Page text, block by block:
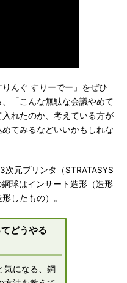
んぐ すりーでー」をぜひ
「こんな無駄な会議やめて
れたのか、考えている方が
てみるなどいいかもしれな
元プリンタ（STRATASYS
球はインサート造形（造形
したもの）。
どうやる
気になる、鋼